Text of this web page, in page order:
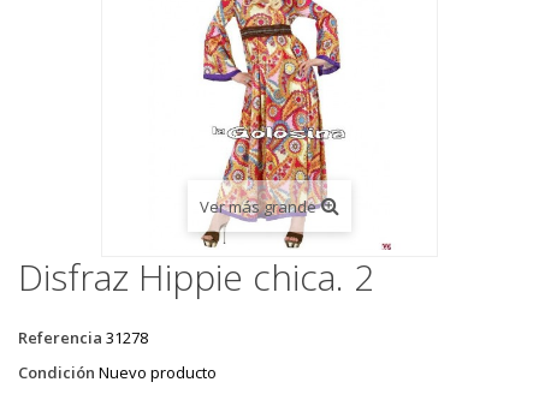
PELUCAS, GORROS, CARETAS
Ver más grande
Disfraz Hippie chica. 2
Referencia 31278
Condición Nuevo producto